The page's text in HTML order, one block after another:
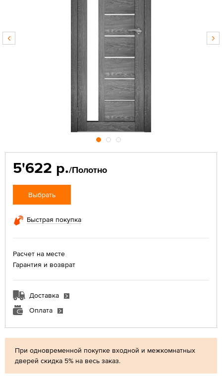
При одновременной покупке входной и межкомнатных
дверей скидка 5% на весь заказ.
5'622 р./Полотно
Выбрать
Быстрая покупка
Расчет на месте
Гарантия и возврат
Доставка
Оплата